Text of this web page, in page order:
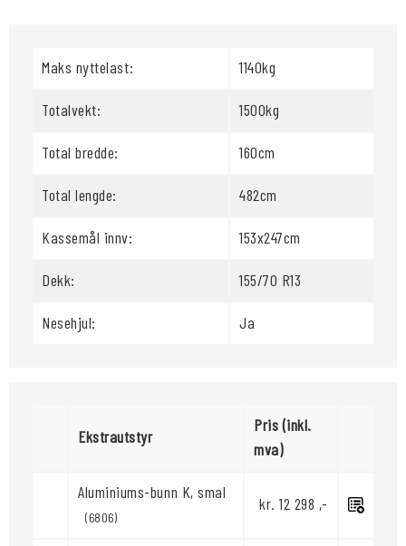
Maks nyttelast: 1140kg
Totalvekt: 1500kg
Total bredde: 160cm
Total lengde: 482cm
Kassemål innv: 153x247cm
Dekk: 155/70 R13
Nesehjul: Ja
Ekstrautstyr
Pris (inkl.
mva)
Aluminiums-bunn K, smal
(6806)
kr. 12 298 ,-